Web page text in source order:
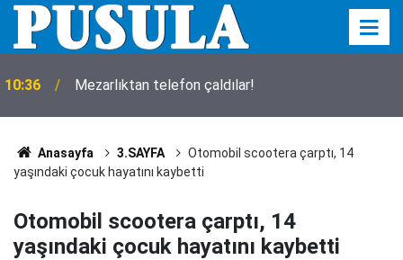
10:36 Mezarlıktan telefon çaldılar!
Anasayfa 3.SAYFA
Otomobil scootera çarptı, 14
yaşındaki çocuk hayatını kaybetti
Otomobil scootera çarptı, 14
yaşındaki çocuk hayatını kaybetti